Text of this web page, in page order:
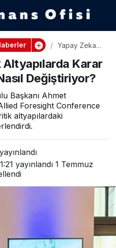
Yapay Zeka
Altyapılarda
Karar Alma
Süreçlerini
Nasıl
Değiştiriyor?
Karar
Değiştiriyor?
Başkanı Ahmet
Foresight Conference
altyapılardaki
yayınlandı 1 Temmuz